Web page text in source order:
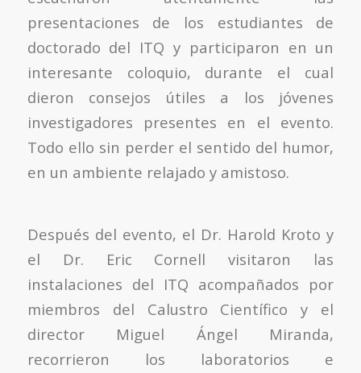
presentaciones de los estudiantes de
doctorado del ITQ y participaron en un
interesante coloquio, durante el cual
dieron consejos útiles a los jóvenes
investigadores presentes en el evento.
Todo ello sin perder el sentido del humor,
en un ambiente relajado y amistoso.
Después del evento, el Dr. Harold Kroto y
el Dr. Eric Cornell visitaron las
instalaciones del ITQ acompañados por
miembros del Calustro Científico y el
director Miguel Ángel Miranda,
recorrieron los laboratorios e